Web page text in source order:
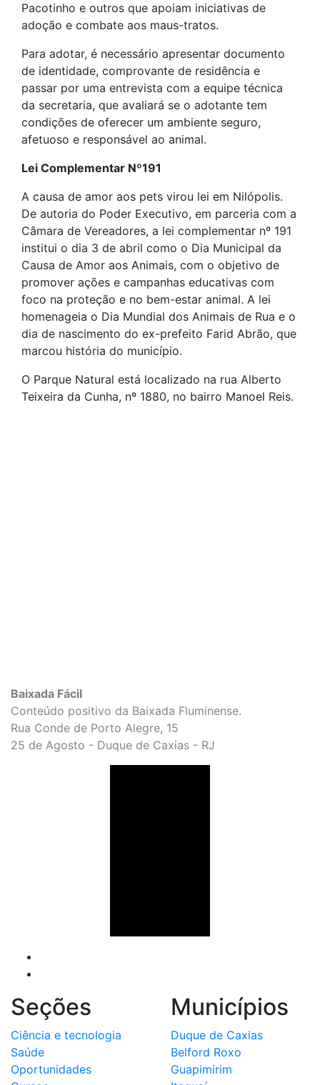
Pacotinho e outros que apoiam iniciativas de
adoção e combate aos maus-tratos.
Para adotar, é necessário apresentar documento
de identidade, comprovante de residência e
passar por uma entrevista com a equipe técnica
da secretaria, que avaliará se o adotante tem
condições de oferecer um ambiente seguro,
afetuoso e responsável ao animal.
Lei Complementar Nº191
A causa de amor aos pets virou lei em Nilópolis.
De autoria do Poder Executivo, em parceria com a
Câmara de Vereadores, a lei complementar nº 191
institui o dia 3 de abril como o Dia Municipal da
Causa de Amor aos Animais, com o objetivo de
promover ações e campanhas educativas com
foco na proteção e no bem-estar animal. A lei
homenageia o Dia Mundial dos Animais de Rua e o
dia de nascimento do ex-prefeito Farid Abrão, que
marcou história do município.
O Parque Natural está localizado na rua Alberto
Teixeira da Cunha, nº 1880, no bairro Manoel Reis.
Baixada Fácil
Conteúdo positivo da Baixada Fluminense.
Rua Conde de Porto Alegre, 15
25 de Agosto - Duque de Caxias - RJ
Seções
Ciência e tecnologia
Saúde
Oportunidades
Municípios
Duque de Caxias
Belford Roxo
Guapimirim